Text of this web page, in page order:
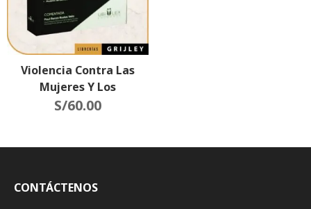
Violencia Contra Las
Mujeres Y Los
Integrantes Del Grupo
S/60.00
CONTÁCTENOS